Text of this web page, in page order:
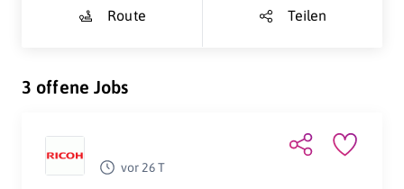
Route Teilen
3 offene Jobs
vor 26 T